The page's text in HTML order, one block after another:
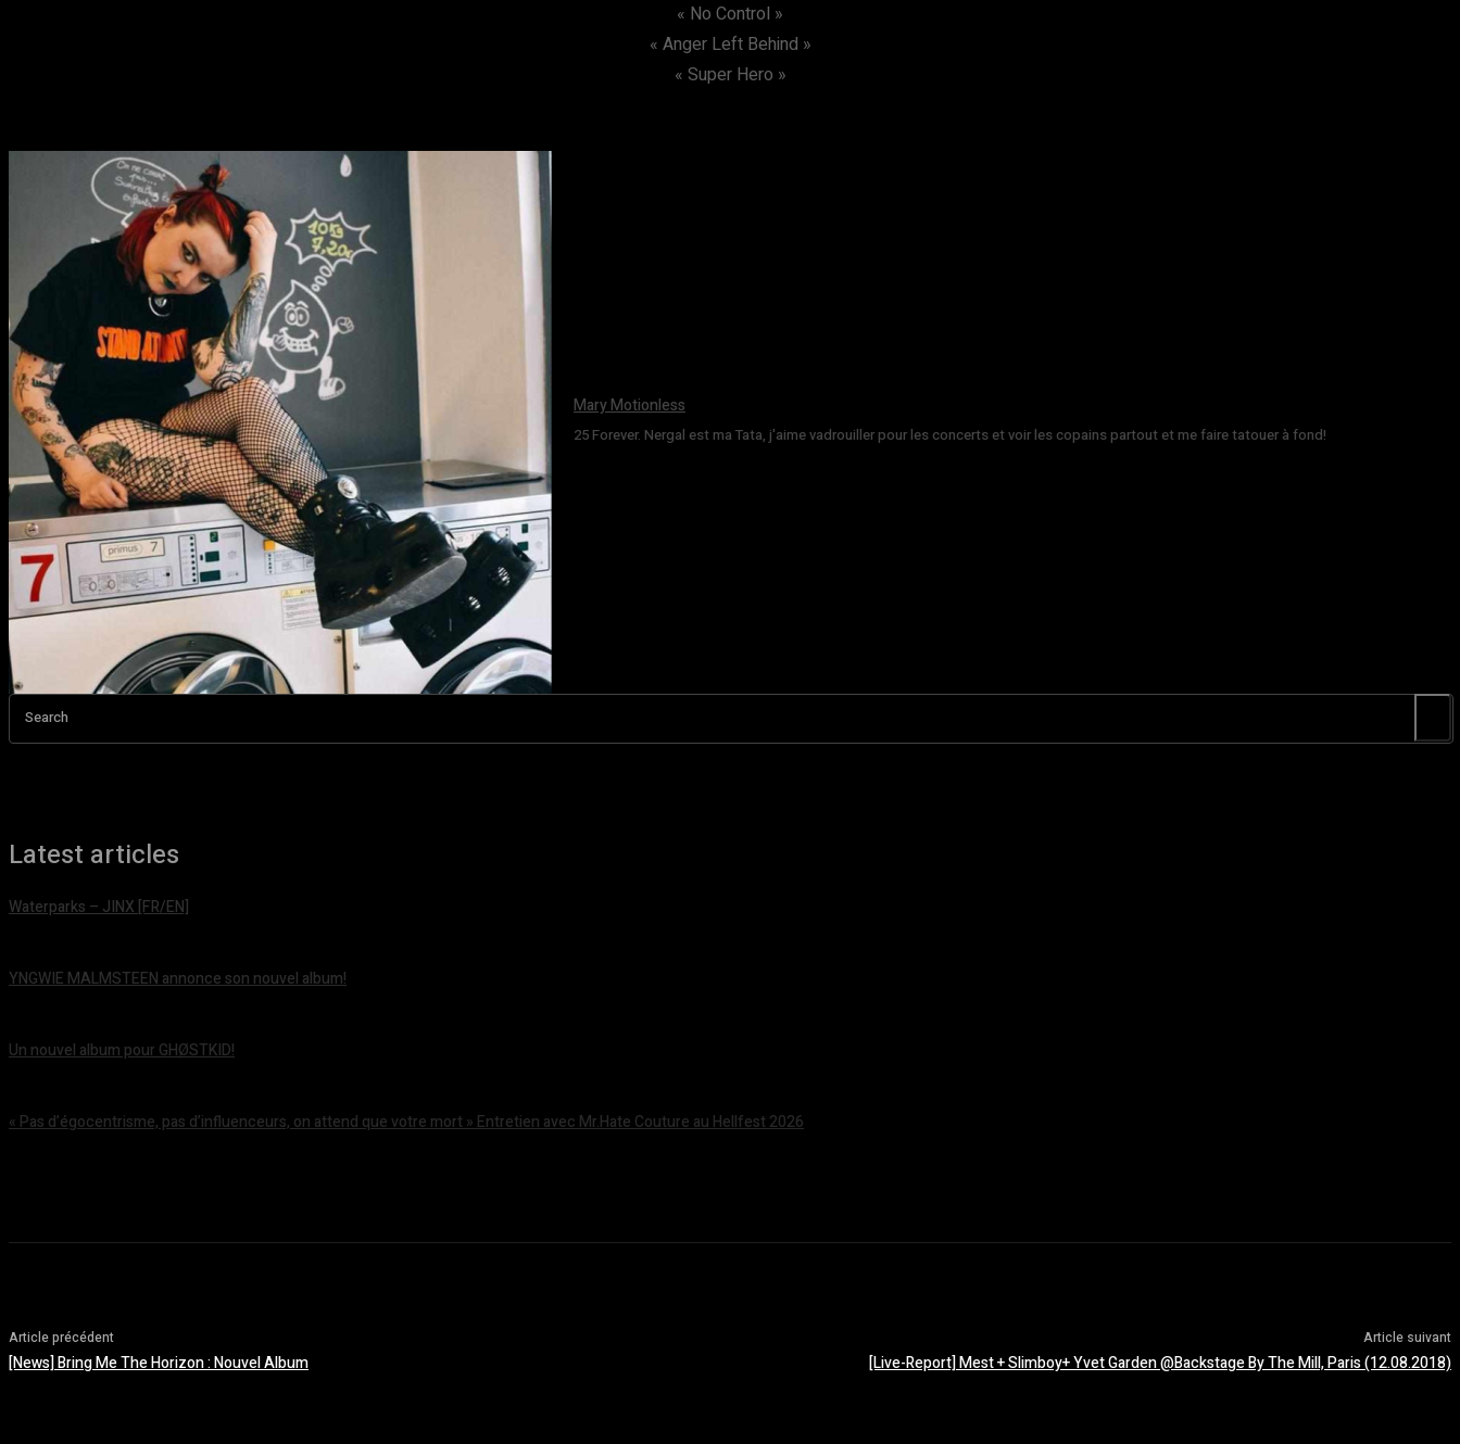
« No Control »
« Anger Left Behind »
« Super Hero »
Mary Motionless
25 Forever. Nergal est ma Tata, j'aime vadrouiller pour les concerts et voir les copains partout et me faire tatouer à fond!
Search
Latest articles
Waterparks – JINX [FR/EN]
YNGWIE MALMSTEEN annonce son nouvel album!
Un nouvel album pour GHØSTKID!
« Pas d’égocentrisme, pas d’influenceurs, on attend que votre mort » Entretien avec Mr.Hate Couture au Hellfest 2026
Article précédent
[News] Bring Me The Horizon : Nouvel Album
Article suivant
[Live-Report] Mest + Slimboy+ Yvet Garden @Backstage By The Mill, Paris (12.08.2018)